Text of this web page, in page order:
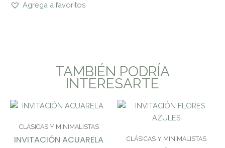
Agrega a favoritos
TAMBIÉN PODRÍA
INTERESARTE
CLÁSICAS Y MINIMALISTAS
INVITACIÓN ACUARELA CLÁSICAS Y MINIMALISTAS